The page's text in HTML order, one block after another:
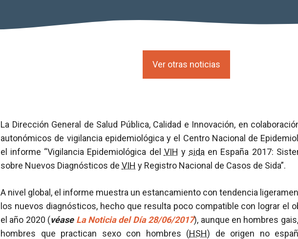
Ver otras noticias
La Dirección General de Salud Pública, Calidad e Innovación, en
autonómicos de vigilancia epidemiológica y el Centro Nacional de
el informe “Vigilancia Epidemiológica del VIH y sida en España 2017:
sobre Nuevos Diagnósticos de VIH y Registro Nacional de Casos de Sida”.
A nivel global, el informe muestra un estancamiento con tendencia
los nuevos diagnósticos, hecho que resulta poco compatible con lograr el
el año 2020 (véase La Noticia del Día 28/06/2017), aunque en hombres
hombres que practican sexo con hombres (HSH) de origen no